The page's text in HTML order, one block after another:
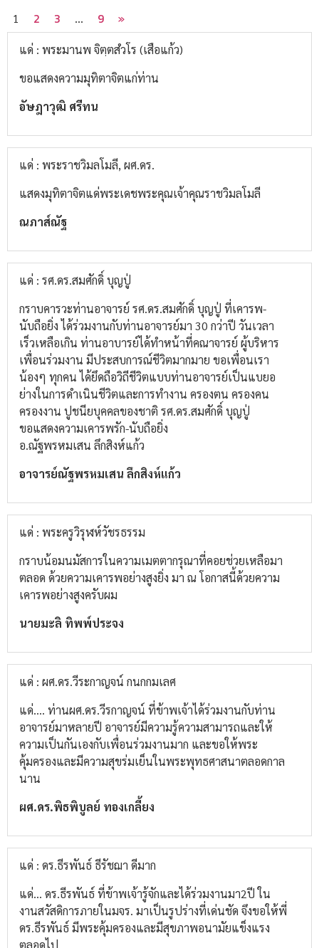
1 2 3 … 9 »
แด่ : พระมานพ จิตฺตสํวโร (เสือแก้ว)
ขอแสดงความมุทิตาจิตแก่ท่าน
อัษฎาวุฒิ ศรีทน
แด่ : พระราชวิมลโมลี, ผศ.ดร.
แสดงมุทิตาจิตแด่พระเดชพระคุณเจ้าคุณราชวิมลโมลี
ณภาส์ณัฐ
แด่ : รศ.ดร.สมศักดิ์ บุญปู่
กราบคารวะท่านอาจารย์ รศ.ดร.สมศักดิ์ บุญปู่ ที่เคารพ-
นับถือยิ่ง ได้ร่วมงานกับท่านอาจารย์มา 30 กว่าปี วันเวลา
เร็วเหลือเกิน ท่านอาบารย์ได้ทำหน้าที่คณาจารย์ ผู้บริหาร
เพื่อนร่วมงาน มีประสบการณ์ชีวิตมากมาย ขอเพื่อนเรา
น้องๆ ทุกคน ได้ยึดถือวิถีชีวิตแบบท่านอาจารย์เป็นแบยอ
ย่างในการดำเนินชีวิตและการทำงาน ครองตน ครองคน
ครองงาน ปูชนียบุคคลของชาติ รศ.ดร.สมศักดิ์ บุญปู่
ขอแสดงความเคารพรัก-นับถือยิ่ง
อ.ณัฐพรหมเสน ลึกสิงห์แก้ว
อาจารย์ณัฐพรหมเสน ลึกสิงห์แก้ว
แด่ : พระครูวิรุฬห์วัชรธรรม
กราบน้อมนมัสการในความเมตตากรุณาที่คอยช่วยเหลือมา
ตลอด ด้วยความเคารพอย่างสูงยิ่ง มา ณ โอกาสนี้ด้วยความ
เคารพอย่างสูงครับผม
นายมะลิ ทิพพ์ประจง
แด่ : ผศ.ดร.วีระกาญจน์ กนกกมเลศ
แด่.... ท่าน​ผศ.ดร.วีรกาญจน์ ที่ข้าพเจ้าได้ร่วมงานกับท่าน
อาจารย์มาหลายปี​ อาจารย์มีความรู้ความสามารถและให้
ความเป็นกันเองกับเพื่อนร่วมงาน​มาก และขอให้พระ
คุ้มครองและมีความสุขร่มเย็นในพระพุทธศาสนาตลอดกาล
นาน
ผศ.ดร.พิธพิบูลย์​ ทองเกลี้ยง
แด่ : ดร.ธีรพันธ์ ธีรัชฌา ดีมาก
แด่... ดร.ธีรพันธ์​ ที่ข้าพเจ้ารู้จักและได้ร่วมงานมา2ปี​ ใน
งานสวัสดิการภายในมจร.​ มาเป็นรูปร่างที่เด่นชัด​ จึงขอให้พี่
ดร.ธีรพันธ์​ มีพระคุ้มครองและมีสุขภาพอนามัยแข็งแรง
ตลอดไป